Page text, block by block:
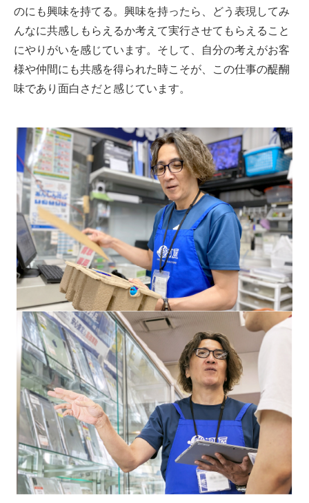
のにも興味を持てる。興味を持ったら、どう表現してみ
んなに共感しもらえるか考えて実行させてもらえること
にやりがいを感じています。そして、自分の考えがお客
様や仲間にも共感を得られた時こそが、この仕事の醍醐
味であり面白さだと感じています。